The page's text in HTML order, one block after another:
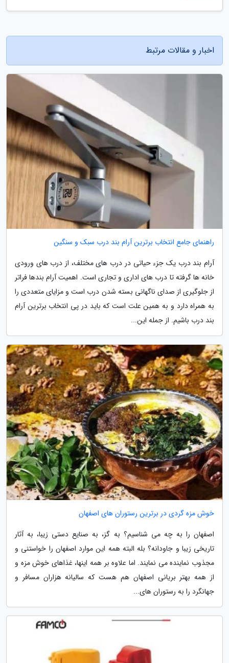
اخبار و مقالات مرتبط
راهنمای جامع انتخاب برترین آرام بند درب سبک و سنگین
آرام بند درب یک جزء حیاتی در درب های مختلف، از درب های ورودی
خانه ها گرفته تا درب های اداری و تجاری است. اهمیت آرام بندها فراتر
از جلوگیری از صدای ناگهانی بسته شدن درب است و مزایای متعددی را
به همراه دارد و به همین علت است که باید در پی انتخاب برترین آرام
بند درب باشیم. از جمله این...
خوش مزه گردی در برترین رستوران های اصفهان
اصفهان را به چه می شناسیم؟ به گز، به صنایع دستی زیبا، به آثار
تاریخی زیبا و جاودانه؟ بله البته همه این موارد اصفهان را خواستنی و
مجذوب نماینده می نمایند. اما علاوه بر همه اینها، غذاهای خوش مزه و
از همه بهتر بریانی اصفهان هم هست که سالیانه هزاران مسافر و
جهانگرد را به رستوران های...